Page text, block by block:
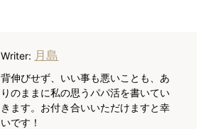
Writer: 月島
背伸びせず、いい事も悪いことも、あ
りのままに私の思うパパ活を書いてい
きます。お付き合いいただけますと幸
いです！